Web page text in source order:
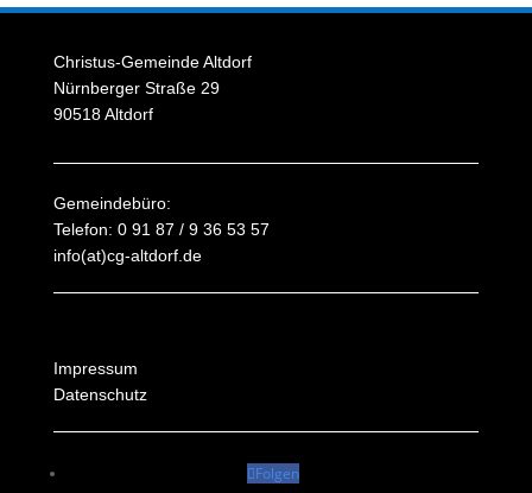
Christus-Gemeinde Altdorf
Nürnberger Straße 29
90518 Altdorf
Gemeindebüro:
Telefon: 0 91 87 / 9 36 53 57
info(at)cg-altdorf.de
Impressum
Datenschutz
Folgen